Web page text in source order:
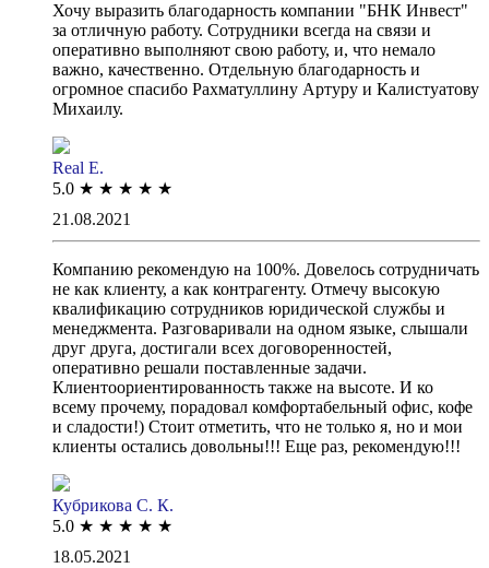
Хочу выразить благодарность компании "БНК Инвест"
за отличную работу. Сотрудники всегда на связи и
оперативно выполняют свою работу, и, что немало
важно, качественно. Отдельную благодарность и
огромное спасибо Рахматуллину Артуру и Калистуатову
Михаилу.
Real E.
5.0 ★ ★ ★ ★ ★
21.08.2021
Компанию рекомендую на 100%. Довелось сотрудничать
не как клиенту, а как контрагенту. Отмечу высокую
квалификацию сотрудников юридической службы и
менеджмента. Разговаривали на одном языке, слышали
друг друга, достигали всех договоренностей,
оперативно решали поставленные задачи.
Клиентоориентированность также на высоте. И ко
всему прочему, порадовал комфортабельный офис, кофе
и сладости!) Стоит отметить, что не только я, но и мои
клиенты остались довольны!!! Еще раз, рекомендую!!!
Кубрикова С. К.
5.0 ★ ★ ★ ★ ★
18.05.2021